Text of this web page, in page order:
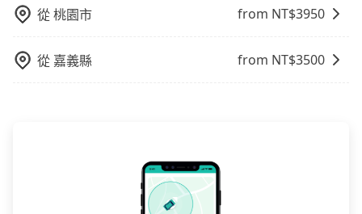
Expedia.com、Trip.com等。正常來說，線上刷卡付款
完後預定就完成，事先不用電話確認空房，事後也不用
告知付款完畢，一切都能在網路上操作。但有些較冷門
或規模較小的飯店，有可能再多平台同時上架而發生超
得便宜，但缺點就是多數要匯款並再人工確認。假如不
介意多花一點錢省下這些瑣碎的事，台灣本土的AsiaYo
或者國際Airbnb都值得推薦。
從桃園市 from NT$3950
從 嘉義縣 from NT$3500